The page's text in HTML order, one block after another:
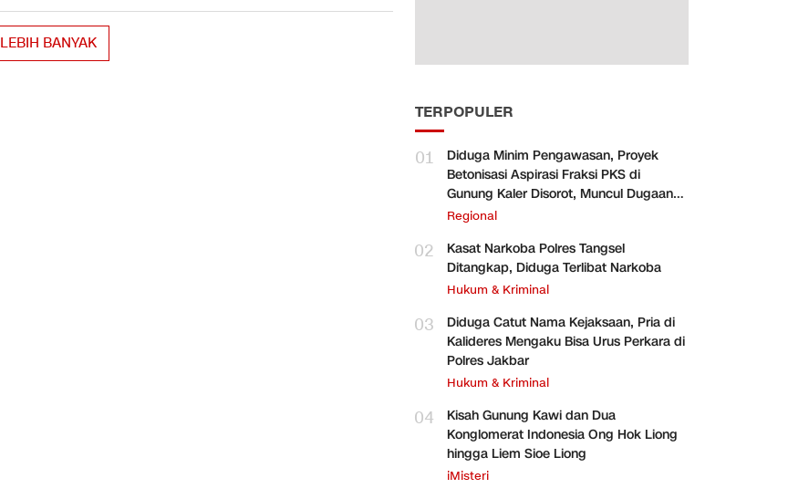
LEBIH BANYAK
TERPOPULER
01
Diduga Minim Pengawasan, Proyek
Betonisasi Aspirasi Fraksi PKS di
Gunung Kaler Disorot, Muncul Dugaan
Pengurangan Volume
Regional
02
Kasat Narkoba Polres Tangsel
Ditangkap, Diduga Terlibat Narkoba
Hukum & Kriminal
03
Diduga Catut Nama Kejaksaan, Pria di
Kalideres Mengaku Bisa Urus Perkara di
Polres Jakbar
Hukum & Kriminal
04
Kisah Gunung Kawi dan Dua
Konglomerat Indonesia Ong Hok Liong
hingga Liem Sioe Liong
iMisteri